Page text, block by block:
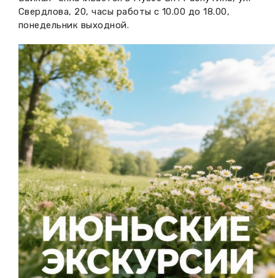
Свердлова, 20, часы работы с 10.00 до 18.00,
понедельник выходной.